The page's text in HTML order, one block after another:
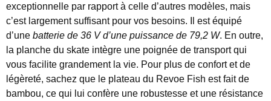
exceptionnelle par rapport à celle d’autres modèles, mais
c’est largement suffisant pour vos besoins. Il est équipé
d’une batterie de 36 V d’une puissance de 79,2 W. En outre,
la planche du skate intègre une poignée de transport qui
vous facilite grandement la vie. Pour plus de confort et de
légèreté, sachez que le plateau du Revoe Fish est fait de
bambou, ce qui lui confère une robustesse et une résistance